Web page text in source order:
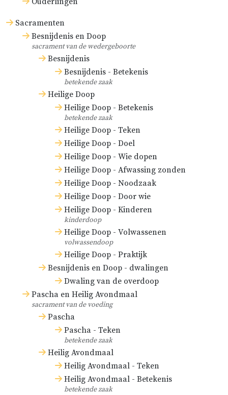
Sacramenten
Besnijdenis en Doop
sacrament van de wedergeboorte
Besnijdenis
Besnijdenis - Betekenis
betekende zaak
Heilige Doop
Heilige Doop - Betekenis
betekende zaak
Heilige Doop - Teken
Heilige Doop - Doel
Heilige Doop - Wie dopen
Heilige Doop - Afwassing zonden
Heilige Doop - Noodzaak
Heilige Doop - Door wie
Heilige Doop - Kinderen
kinderdoop
Heilige Doop - Volwassenen
volwassendoop
Heilige Doop - Praktijk
Besnijdenis en Doop - dwalingen
Dwaling van de overdoop
Pascha en Heilig Avondmaal
sacrament van de voeding
Pascha
Pascha - Teken
betekende zaak
Heilig Avondmaal
Heilig Avondmaal - Teken
Heilig Avondmaal - Betekenis
betekende zaak